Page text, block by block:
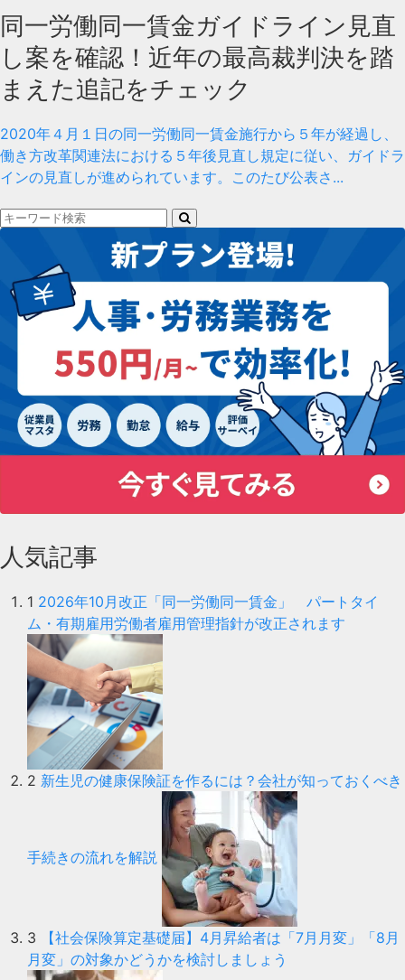
同一労働同一賃金ガイドライン見直
し案を確認！近年の最高裁判決を踏
まえた追記をチェック
2020年４月１日の同一労働同一賃金施行から５年が経過し、
働き方改革関連法における５年後見直し規定に従い、ガイドラ
インの見直しが進められています。このたび公表さ...
検
人気記事
1 2026年10月改正「同一労働同一賃金」 パートタイ
ム・有期雇用労働者雇用管理指針が改正されます
2 新生児の健康保険証を作るには？会社が知っておくべき
手続きの流れを解説
3
【社会保険算定基礎届】4月昇給者は「7月月変」「8月
月変」の対象かどうかを検討しましょう